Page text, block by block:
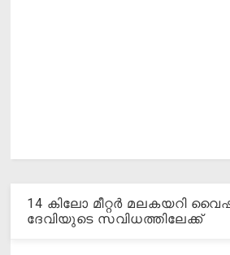
14 കിലോ മീറ്റര്‍ മലകയറി
ദേവിയുടെ സവിധത്തിലേക്ക്